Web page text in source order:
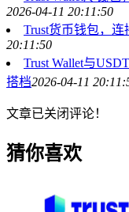
2026-04-11 20:11:50
Trust货币钱包，连
20:11:50
Trust Wallet与
搭档2026-04-11
文章已关闭评论！
猜你喜欢